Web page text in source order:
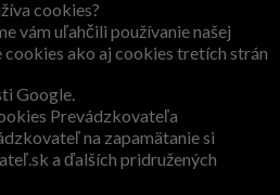
cookies?
vám uľahčili používanie našej
cookies ako aj cookies tretích strán
Google.
Prevádzkovateľa
na zapamätanie si
a ďalších pridružených